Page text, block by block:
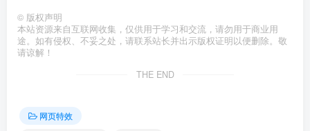
© 版权声明
本站资源来自互联网收集，仅供用于学习和交流，请勿用于商业用
途。如有侵权、不妥之处，请联系站长并出示版权证明以便删除。敬
请谅解！
THE END
网页特效